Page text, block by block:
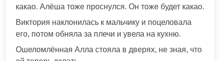
какао. Алёша тоже проснулся. Он тоже будет какао.
Виктория наклонилась к мальчику и поцеловала
его, потом обняла за плечи и увела на кухню.
Ошеломлённая Алла стояла в дверях, не зная, что